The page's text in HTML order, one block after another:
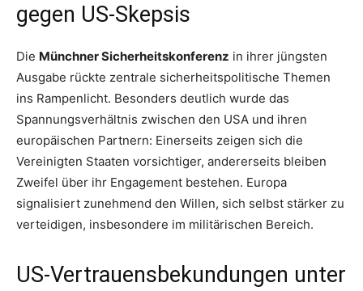
gegen US-Skepsis
Die Münchner Sicherheitskonferenz in ihrer jüngsten
Ausgabe rückte zentrale sicherheitspolitische Themen
ins Rampenlicht. Besonders deutlich wurde das
Spannungsverhältnis zwischen den USA und ihren
europäischen Partnern: Einerseits zeigen sich die
Vereinigten Staaten vorsichtiger, andererseits bleiben
Zweifel über ihr Engagement bestehen. Europa
signalisiert zunehmend den Willen, sich selbst stärker zu
verteidigen, insbesondere im militärischen Bereich.
US-Vertrauensbekundungen unter